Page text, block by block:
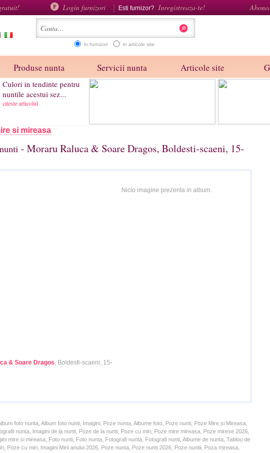
Login furnizori Esti furnizor? Inregistreaza-te!
in furnizori in articole site
Produse nunta Servicii nunta Articole site
Culori in tendinte pentru
nuntile acestui sez...
citeste articolul
si mireasa
- Moraru Raluca & Soare Dragos, Boldesti-scaeni, 15-
Nicio imagine prezenta in album.
& Soare Dragos, Boldesti-scaeni, 15-
foto nunta, Album foto nunti, Imagini, Poze nunta, Albume foto, Poze nunti, Poze Mire si Mireasa,
nunta, Imagini de la nunti, Poze de la nunti, Poze cu miri, Poze mire mireasa, Poze mirese 2026,
mire si mireasa, Foto nunti, Foto nunta, Fotografi nunta, Fotografi nunti, Albume de nunta, Tablou de
Poze cu miri, Imagini Mirii anului 2026, Poze nunta, Poze nunti 2026, Poze nuntii, Poza mireasa,